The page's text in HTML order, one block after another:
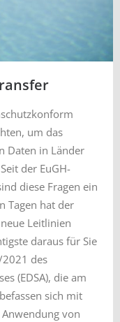
um das
Daten in Länder
der EuGH-
diese Fragen ein
Tagen hat der
Leitlinien
daraus für Sie
des
(EDSA), die am
sich mit
von